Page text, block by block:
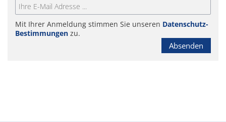
Mit Ihrer Anmeldung stimmen Sie unseren Datenschutz-
Bestimmungen zu.
Absenden